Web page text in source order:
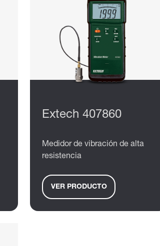
Extech 407860
Medidor de vibración de alta
resistencia
VER PRODUCTO